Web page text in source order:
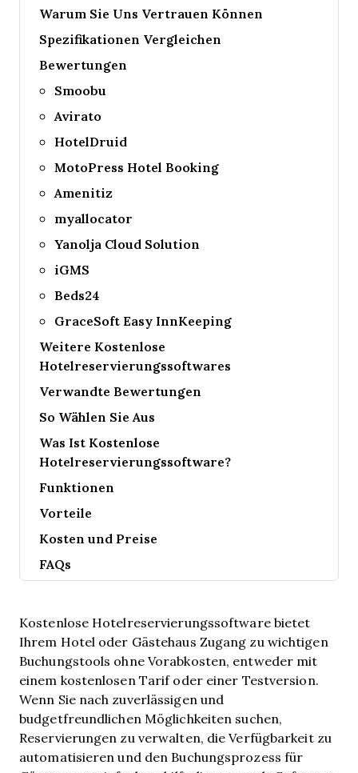
Warum Sie Uns Vertrauen Können
Spezifikationen Vergleichen
Bewertungen
Smoobu
Avirato
HotelDruid
MotoPress Hotel Booking
Amenitiz
myallocator
Yanolja Cloud Solution
iGMS
Beds24
GraceSoft Easy InnKeeping
Weitere Kostenlose
Hotelreservierungssoftwares
Verwandte Bewertungen
So Wählen Sie Aus
Was Ist Kostenlose
Hotelreservierungssoftware?
Funktionen
Vorteile
Kosten und Preise
FAQs
Kostenlose Hotelreservierungssoftware bietet
Ihrem Hotel oder Gästehaus Zugang zu wichtigen
Buchungstools ohne Vorabkosten, entweder mit
einem kostenlosen Tarif oder einer Testversion.
Wenn Sie nach zuverlässigen und
budgetfreundlichen Möglichkeiten suchen,
Reservierungen zu verwalten, die Verfügbarkeit zu
automatisieren und den Buchungsprozess für